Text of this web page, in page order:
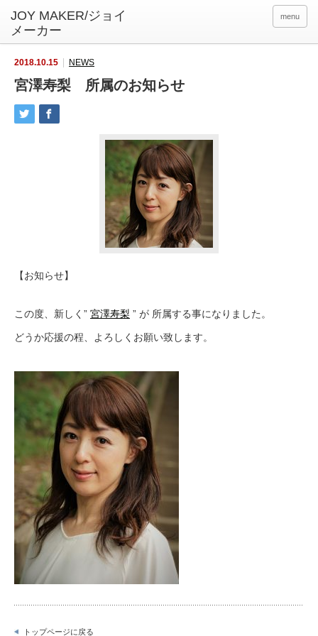
menu
2018.10.15 NEWS
宮澤寿梨 所属のお知らせ
【お知らせ】
この度、新しく” 宮澤寿梨 ” が 所属する事になりました。
どうか応援の程、よろしくお願い致します。
トップページに戻る